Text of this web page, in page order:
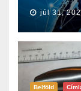
júl 31,
Belföld